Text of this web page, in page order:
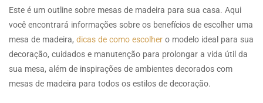
Este é um outline sobre mesas de madeira para sua casa. Aqui
você encontrará informações sobre os benefícios de escolher uma
mesa de madeira, dicas de como escolher o modelo ideal para sua
decoração, cuidados e manutenção para prolongar a vida útil da
sua mesa, além de inspirações de ambientes decorados com
mesas de madeira para todos os estilos de decoração.